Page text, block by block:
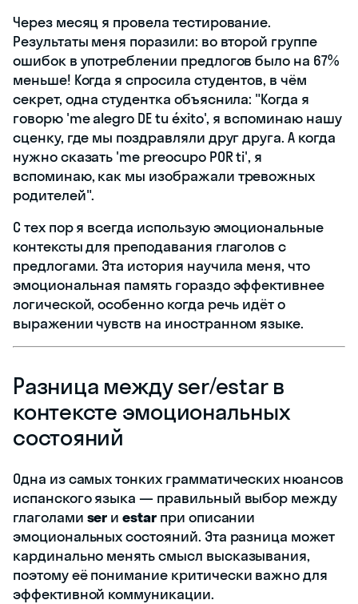
Через месяц я провела тестирование.
Результаты меня поразили: во второй группе
ошибок в употреблении предлогов было на 67%
меньше! Когда я спросила студентов, в чём
секрет, одна студентка объяснила: "Когда я
говорю 'me alegro DE tu éxito', я вспоминаю нашу
сценку, где мы поздравляли друг друга. А когда
нужно сказать 'me preocupo POR ti', я
вспоминаю, как мы изображали тревожных
родителей".
С тех пор я всегда использую эмоциональные
контексты для преподавания глаголов с
предлогами. Эта история научила меня, что
эмоциональная память гораздо эффективнее
логической, особенно когда речь идёт о
выражении чувств на иностранном языке.
Разница между ser/estar в
контексте эмоциональных
состояний
Одна из самых тонких грамматических нюансов
испанского языка — правильный выбор между
глаголами ser иestarпри описании
эмоциональных состояний. Эта разница может
кардинально менять смысл высказывания,
поэтому её понимание критически важно для
эффективной коммуникации.